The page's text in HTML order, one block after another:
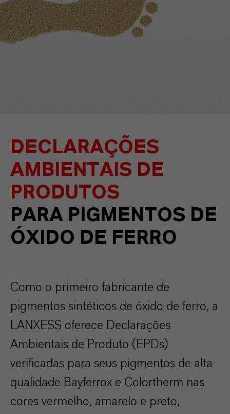
DECLARAÇÕES
AMBIENTAIS DE
PRODUTOS
PARA PIGMENTOS DE
ÓXIDO DE FERRO
Como o primeiro fabricante de
pigmentos sintéticos de óxido de ferro, a
LANXESS oferece Declarações
Ambientais de Produto (EPDs)
verificadas para seus pigmentos de alta
qualidade Bayferrox e Colortherm nas
cores vermelho, amarelo e preto,